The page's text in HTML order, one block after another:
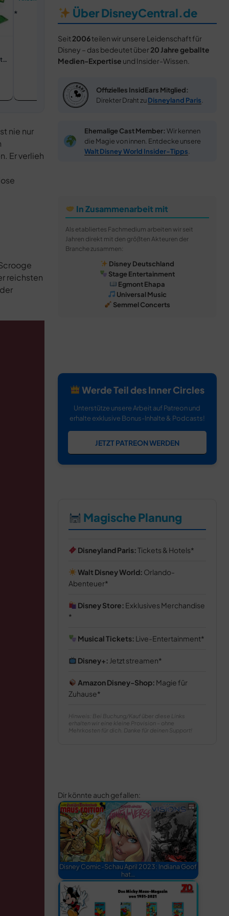
nie nur
Er verlieh
reichsten
Über DisneyCentral.de
Seit 2006teilen wir unsere Leidenschaft für
Disney – das bedeutet über 20 Jahre geballte
Medien-Expertise und Insider-Wissen.
Offizielles InsidEars Mitglied:
Direkter Draht zuDisneyland Paris
Ehemalige Cast Member: Wir kennen
die Magie von innen. Entdecke unsere
Walt Disney World Insider-Tipps
In Zusammenarbeit mit
Als etabliertes Fachmedium arbeiten wir seit
Jahren direkt mit den größten Akteuren der
Branche zusammen:
Disney Deutschland
Stage Entertainment
Egmont Ehapa
Universal Music
Semmel Concerts
Werde Teil des Inner Circles
Unterstütze unsere Arbeit auf Patreon und
erhalte exklusive Bonus-Inhalte & Podcasts!
JETZT PATREON WERDEN
Magische Planung
Disneyland Paris:Tickets & Hotels
Walt Disney World: Orlando-
Abenteuer
Disney Store: Exklusives Merchandise
Musical Tickets: Live-Entertainment
Disney+: Jetzt streamen
Amazon Disney-Shop: Magie für
Zuhause
Hinweis: Bei Buchung/Kauf über diese Links
erhalten wir eine kleine Provision – ohne
Mehrkosten für dich. Danke für deinen Support!
Dir könnte auch gefallen:
Disney Comic-Schau April 2023: Indiana Goof
hat…